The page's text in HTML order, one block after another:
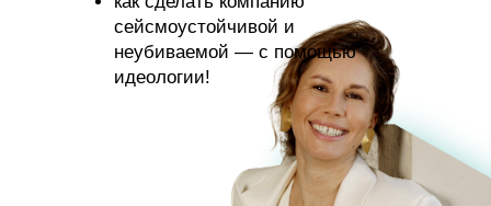
сейсмоустойчивой и
неубиваемой — с помощью
идеологии!